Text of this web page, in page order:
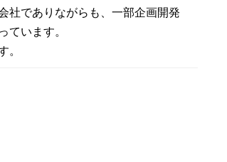
社でありながらも、一部企画開発
ています。
。